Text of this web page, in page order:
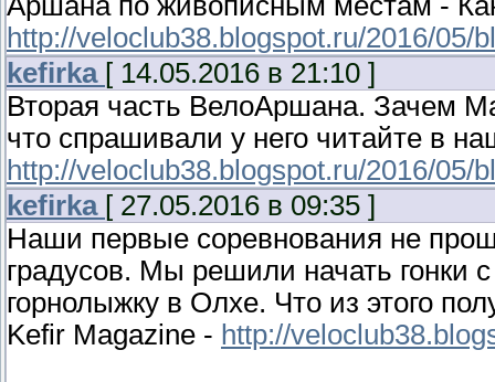
http://veloclub38.blogspot.ru/2016/05/
kefirka [ 14.05.2016 в 21:10 ]
Вторая часть ВелоАршана. Зачем
что спрашивали у него читайте в
http://veloclub38.blogspot.ru/2016/05/
kefirka [ 27.05.2016 в 09:35 ]
Наши первые соревнования не
градусов. Мы решили начать гонки
горнолыжку в Олхе. Что из этого
Kefir Magazine - http://